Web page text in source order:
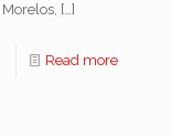
[…]
Read more